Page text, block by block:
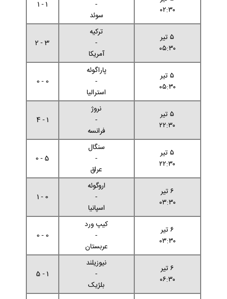
۰۲:۳۰
-
سوئد
1 - 1
۵ تیر
۰۵:۳۰
ترکیه
-
آمریکا
3 - 2
۵ تیر
۰۵:۳۰
پاراگوئه
-
استرالیا
0 - 0
۵ تیر
۲۲:۳۰
نروژ
-
فرانسه
1 - 4
۵ تیر
۲۲:۳۰
سنگال
-
عراق
5 - 0
۶ تیر
۰۳:۳۰
اروگوئه
-
اسپانیا
0 - 1
۶ تیر
۰۳:۳۰
کیپ ورد
-
عربستان
0 - 0
۶ تیر
۰۶:۳۰
نیوزیلند
-
بلژیک
1 - 5